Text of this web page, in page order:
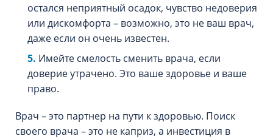
остался неприятный осадок, чувство недоверия
или дискомфорта – возможно, это не ваш врач,
даже если он очень известен.
Имейте смелость сменить врача, если
доверие утрачено. Это ваше здоровье и ваше
право.
Врач – это партнер на пути к здоровью. Поиск
своего врача – это не каприз, а инвестиция в